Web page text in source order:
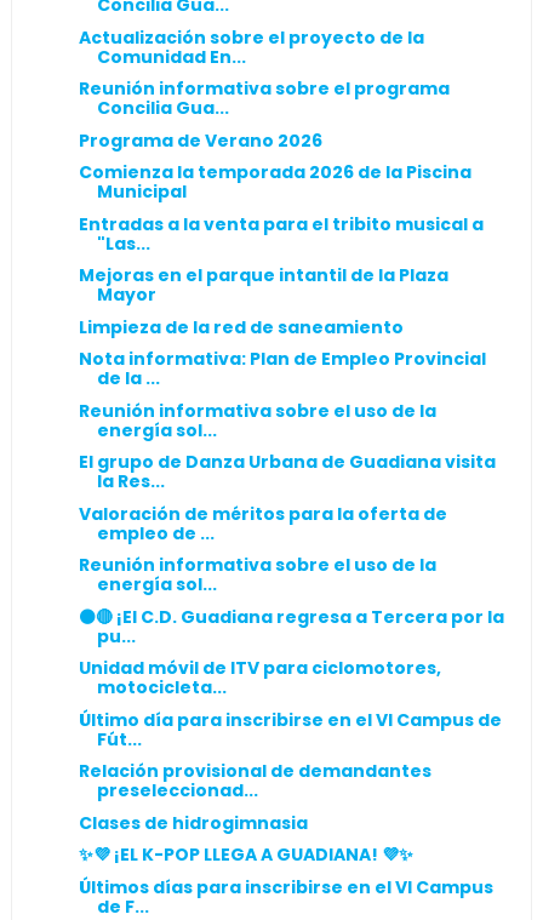
Concilia Gua...
Actualización sobre el proyecto de la
Comunidad En...
Reunión informativa sobre el programa
Concilia Gua...
Programa de Verano 2026
Comienza la temporada 2026 de la Piscina
Municipal
Entradas a la venta para el tribito musical a
"Las...
Mejoras en el parque intantil de la Plaza
Mayor
Limpieza de la red de saneamiento
Nota informativa: Plan de Empleo Provincial
de la ...
Reunión informativa sobre el uso de la
energía sol...
El grupo de Danza Urbana de Guadiana visita
la Res...
Valoración de méritos para la oferta de
empleo de ...
Reunión informativa sobre el uso de la
energía sol...
⚫️🔴 ¡El C.D. Guadiana regresa a Tercera por la
pu...
Unidad móvil de ITV para ciclomotores,
motocicleta...
Último día para inscribirse en el VI Campus de
Fút...
Relación provisional de demandantes
preseleccionad...
Clases de hidrogimnasia
✨💜 ¡EL K-POP LLEGA A GUADIANA! 💜✨
Últimos días para inscribirse en el VI Campus
de F...